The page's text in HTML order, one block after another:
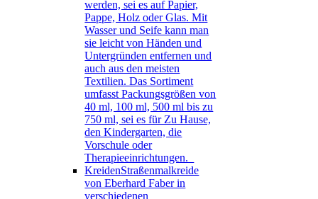
werden, sei es auf Papier,
Pappe, Holz oder Glas. Mit
Wasser und Seife kann man
sie leicht von Händen und
Untergründen entfernen und
auch aus den meisten
Textilien. Das Sortiment
umfasst Packungsgrößen von
40 ml, 100 ml, 500 ml bis zu
750 ml, sei es für Zu Hause,
den Kindergarten, die
Vorschule oder
Therapieeinrichtungen.
KreidenStraßenmalkreide
von Eberhard Faber in
verschiedenen